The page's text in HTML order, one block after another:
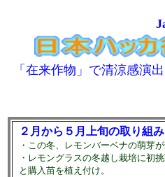
「在来作物 」で清涼感演出
２月から５月上旬の取り組み
・この冬、レモンバーベナの萌芽
・レモングラスの冬越し栽培に初
と購入苗を植え付け。